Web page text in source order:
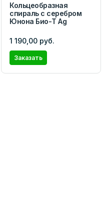
Кольцеобразная
спираль с серебром
Юнона Био-Т Ag
1 190,00 руб.
Заказать